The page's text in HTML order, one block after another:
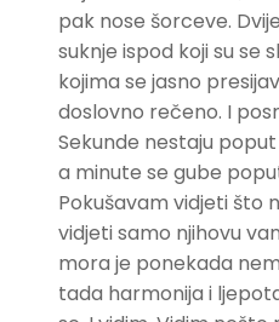
pak nose šorceve.
suknje ispod koji su se
kojima se jasno
doslovno rečeno. I
Sekunde nestaju
a minute se gube
Pokušavam vidjeti što
vidjeti samo njihovu
mora je ponekada
tada harmonija i